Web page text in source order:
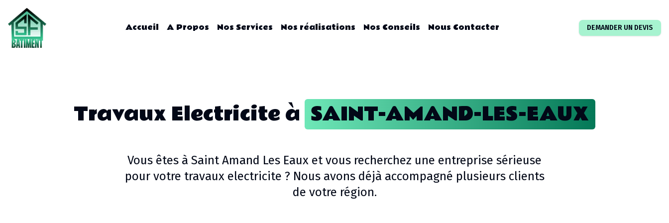
Accueil A Propos Nos Services Nos réalisations Nos Conseils Nous Contacter DEMANDER UN DEVIS
Travaux Electriciteà SAINT-AMAND-LES-EAUX
Vous êtes à Saint Amand Les Eaux et vous recherchez une entreprise sérieuse
pour votre travaux electricite ? Nous avons déjà accompagné plusieurs clients
de votre région.